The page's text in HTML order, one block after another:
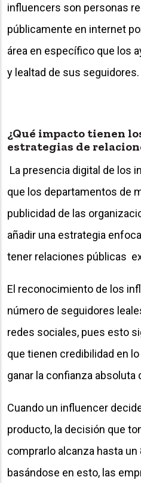
influencers son personas
públicamente en internet
área en específico que los
y lealtad de sus seguidores.
¿Qué impacto tienen
estrategias de
La presencia digital de los
que los departamentos de
publicidad de las
añadir una estrategia
tener relaciones públicas
El reconocimiento de los
número de seguidores
redes sociales, pues esto
que tienen credibilidad en
ganar la confianza absoluta
Cuando un influencer
producto, la decisión que
comprarlo alcanza hasta un
basándose en esto, las